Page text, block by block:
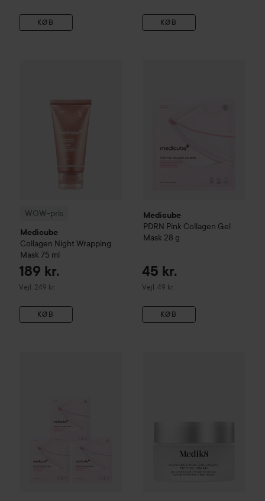
KØB KØB
WOW-pris
Medicube
Collagen Night Wrapping
Mask 75 ml
189 kr.
Vejl. 249 kr.
Vejledende pris 249 kr.
KØB
Medicube
PDRN Pink Collagen Gel
Mask 28 g
45 kr.
Vejl. 49 kr.
Vejledende pris 49 kr.
KØB